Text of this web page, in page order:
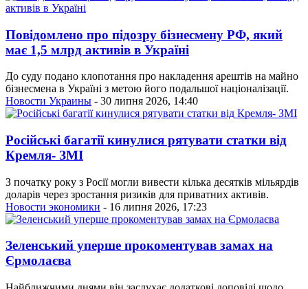
Повідомлено про підозру бізнесмену РФ, який
має 1,5 млрд активів в Україні
До суду подано клопотання про накладення арештів на майно
бізнесмена в Україні з метою його подальшої націоналізації.
Новости Украины - 30 липня 2026, 14:40
Російські багатії кинулися рятувати статки від
Кремля- ЗМІ
З початку року з Росії могли вивести кілька десятків мільярдів
доларів через зростання ризиків для приватних активів.
Новости экономики - 16 липня 2026, 17:23
Зеленський уперше прокоментував замах на
Єрмолаєва